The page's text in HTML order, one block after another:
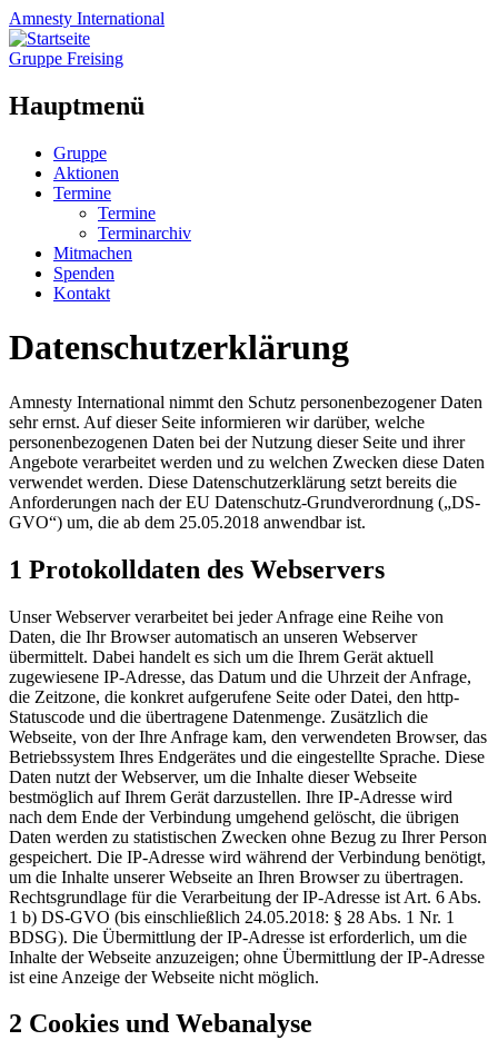
Amnesty International
Gruppe Freising
Hauptmenü
Zum
Inhalt
springen
Gruppe
Aktionen
Termine
Termine
Terminarchiv
Mitmachen
Spenden
Kontakt
Datenschutzerklärung
Amnesty International nimmt den Schutz personenbezogener Daten
sehr ernst. Auf dieser Seite informieren wir darüber, welche
personenbezogenen Daten bei der Nutzung dieser Seite und ihrer
Angebote verarbeitet werden und zu welchen Zwecken diese Daten
verwendet werden. Diese Datenschutzerklärung setzt bereits die
Anforderungen nach der EU Datenschutz-Grundverordnung („DS-
GVO“) um, die ab dem 25.05.2018 anwendbar ist.
1 Protokolldaten des Webservers
Unser Webserver verarbeitet bei jeder Anfrage eine Reihe von
Daten, die Ihr Browser automatisch an unseren Webserver
übermittelt. Dabei handelt es sich um die Ihrem Gerät aktuell
zugewiesene IP-Adresse, das Datum und die Uhrzeit der Anfrage,
die Zeitzone, die konkret aufgerufene Seite oder Datei, den http-
Statuscode und die übertragene Datenmenge. Zusätzlich die
Webseite, von der Ihre Anfrage kam, den verwendeten Browser, das
Betriebssystem Ihres Endgerätes und die eingestellte Sprache. Diese
Daten nutzt der Webserver, um die Inhalte dieser Webseite
bestmöglich auf Ihrem Gerät darzustellen. Ihre IP-Adresse wird
nach dem Ende der Verbindung umgehend gelöscht, die übrigen
Daten werden zu statistischen Zwecken ohne Bezug zu Ihrer Person
gespeichert. Die IP-Adresse wird während der Verbindung benötigt,
um die Inhalte unserer Webseite an Ihren Browser zu übertragen.
Rechtsgrundlage für die Verarbeitung der IP-Adresse ist Art. 6 Abs.
1 b) DS-GVO (bis einschließlich 24.05.2018: § 28 Abs. 1 Nr. 1
BDSG). Die Übermittlung der IP-Adresse ist erforderlich, um die
Inhalte der Webseite anzuzeigen; ohne Übermittlung der IP-Adresse
ist eine Anzeige der Webseite nicht möglich.
2 Cookies und Webanalyse